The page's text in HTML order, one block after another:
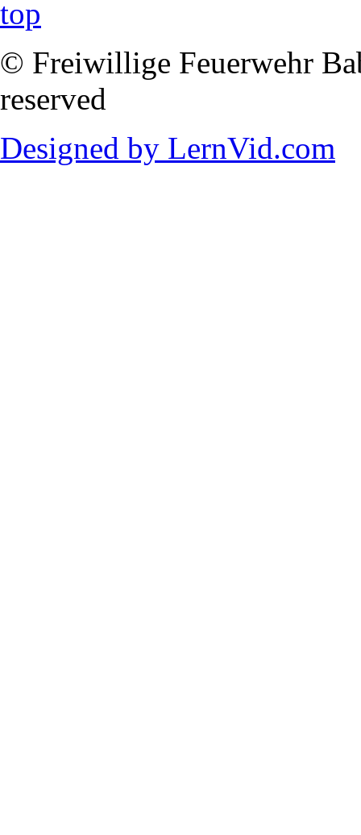
© Freiwillige Feuerwehr
reserved
Designed by LernVid.com